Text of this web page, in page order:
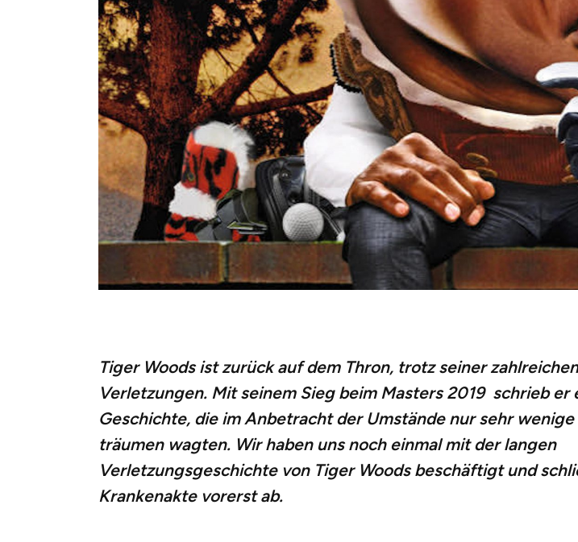
Tiger Woods ist zurück auf dem Thron, trotz seiner zahlreichen
Verletzungen. Mit seinem Sieg beim Masters 2019schrieb er
Geschichte, die im Anbetracht der Umstände nur sehr
träumen wagten. Wir haben uns noch einmal mit der langen
Verletzungsgeschichte von Tiger Woods beschäftigt und
Krankenakte vorerst ab.